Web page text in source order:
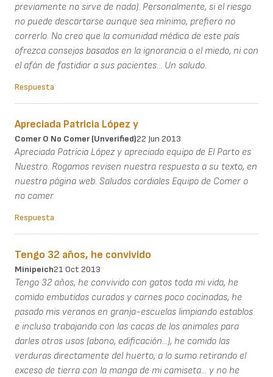
previamente no sirve de nada). Personalmente, si el riesgo
no puede descartarse aunque sea mínimo, prefiero no
correrlo. No creo que la comunidad médica de este país
ofrezca consejos basados en la ignorancia o el miedo, ni con
el afán de fastidiar a sus pacientes... Un saludo.
Respuesta
Apreciada Patricia López y
Comer O No Comer (unverified)22 Jun 2013
Apreciada Patricia López y apreciado equipo de El Parto es
Nuestro. Rogamos revisen nuestra respuesta a su texto, en
nuestra página web. Saludos cordiales Equipo de Comer o
no comer
Respuesta
Tengo 32 años, he convivido
Minipeich21 Oct 2013
Tengo 32 años, he convivido con gatos toda mi vida, he
comido embutidos curados y carnes poco cocinadas, he
pasado mis veranos en granja-escuelas limpiando establos
e incluso trabajando con las cacas de los animales para
darles otros usos (abono, edificación...), he comido las
verduras directamente del huerto, a lo sumo retirando el
exceso de tierra con la manga de mi camiseta... y no he